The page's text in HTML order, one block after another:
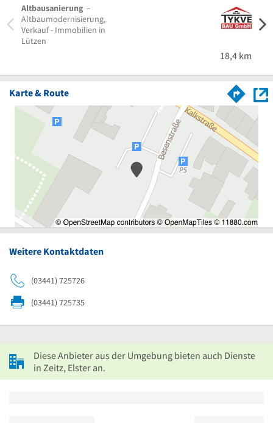
Altbausanierung –
Altbaumodernisierung,
Verkauf - Immobilien in
Lützen
18,4 km
Karte & Route
Weitere Kontaktdaten
(03441) 725726
(03441) 725735
Diese Anbieter aus der Umgebung bieten auch Dienste
in Zeitz, Elster an.